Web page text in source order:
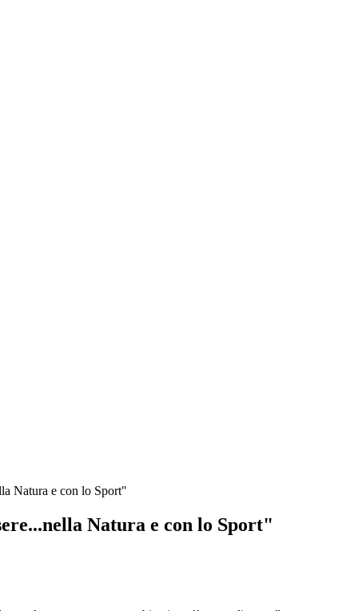
Natura e con lo Sport"
Natura e con lo Sport"